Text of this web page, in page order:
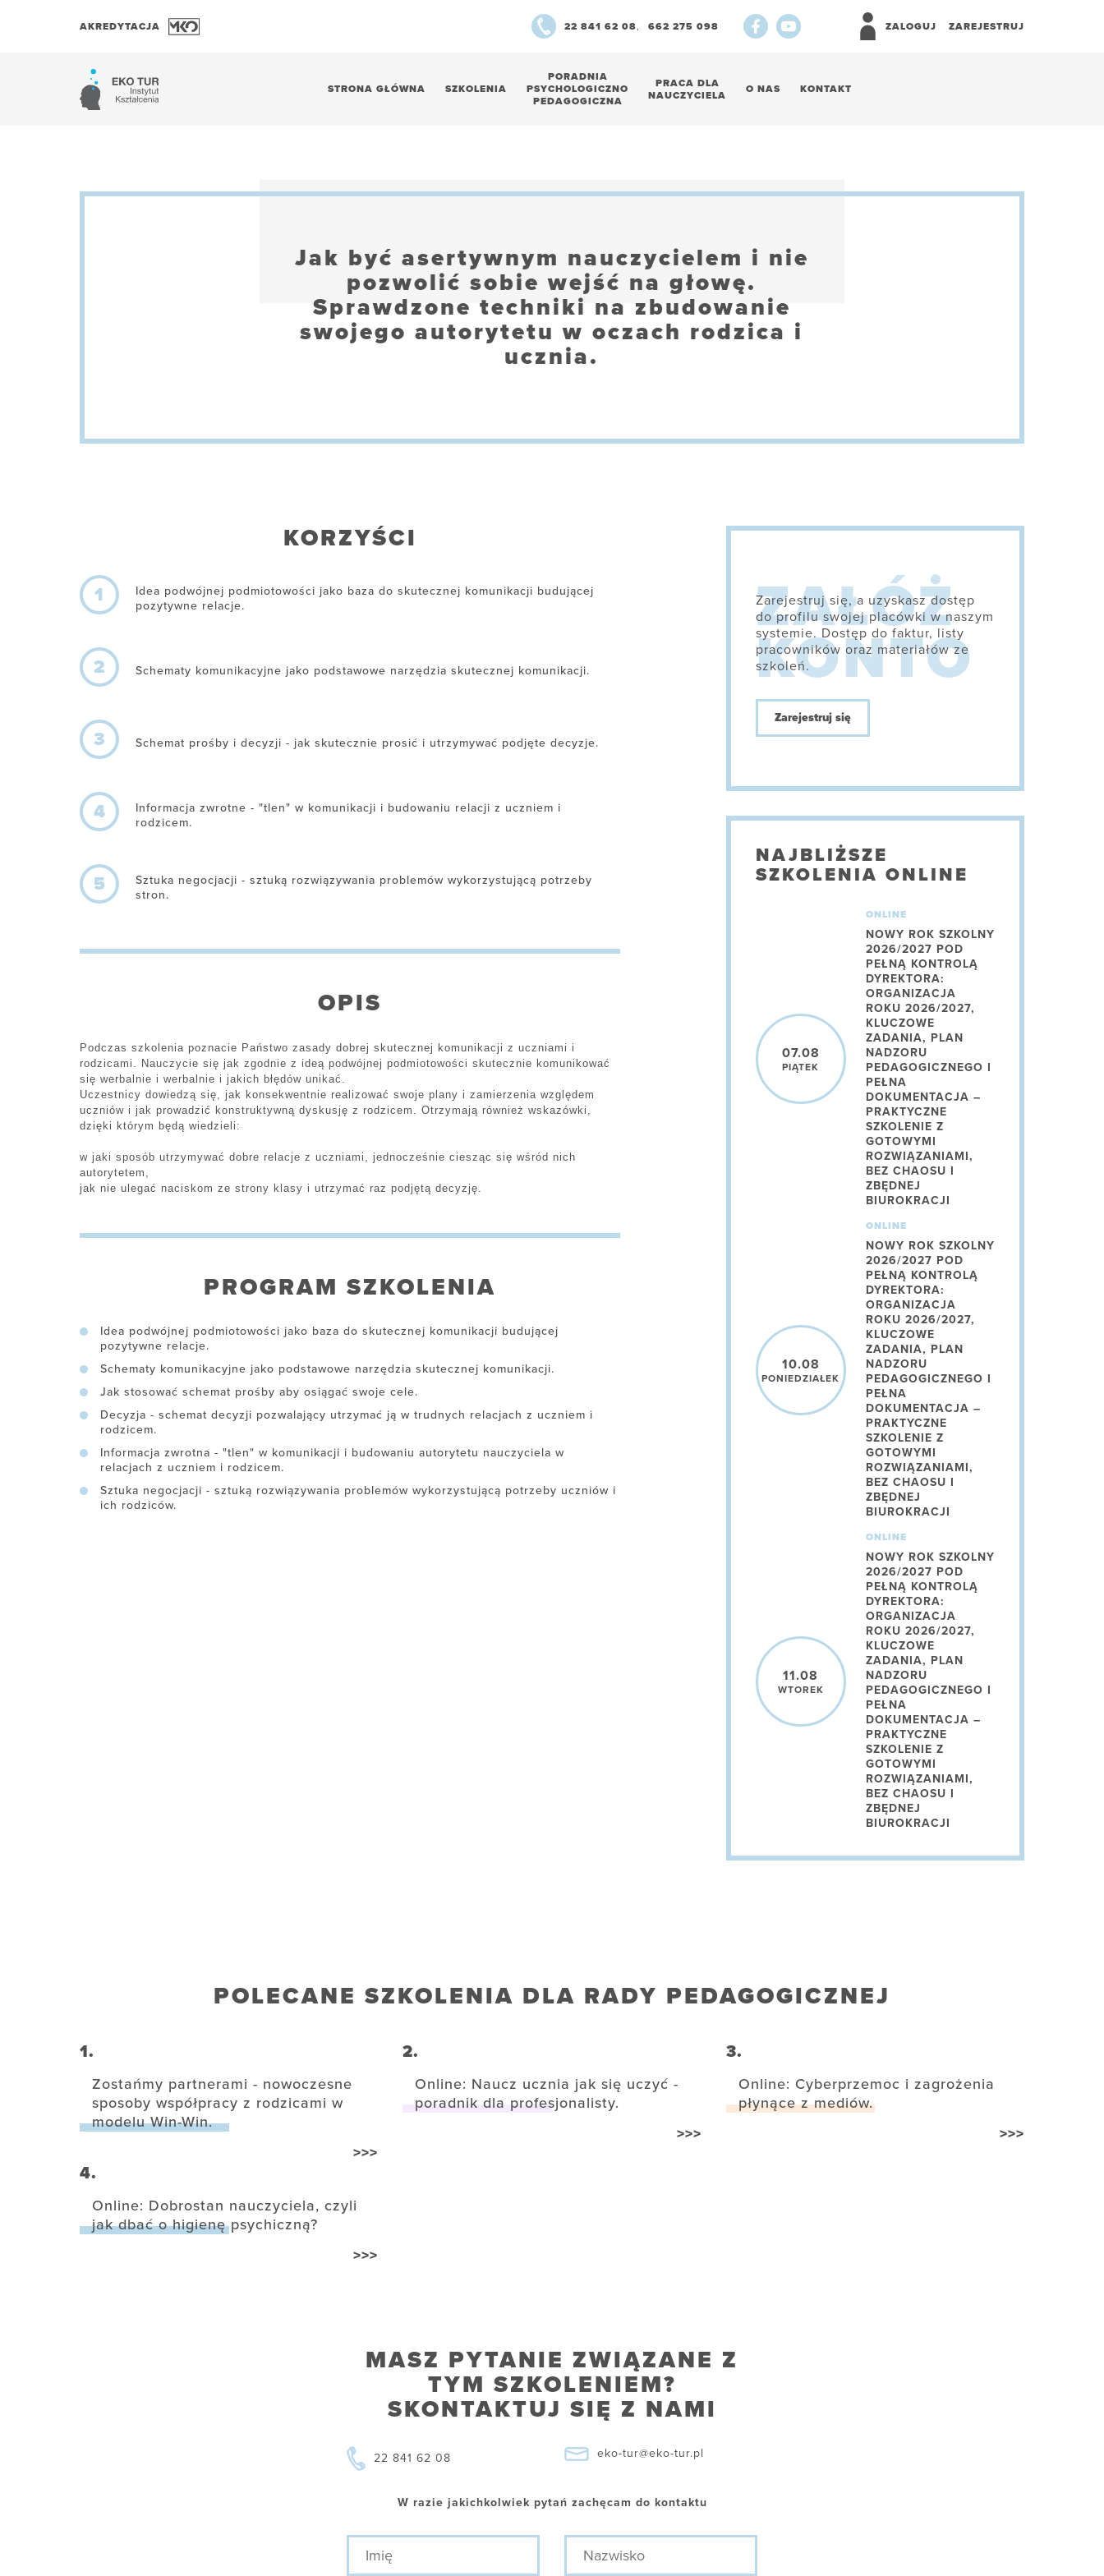
AKREDYTACJA 22 841 62 08 662 275 098 ZALOGUJ ZAREJESTRUJ
STRONA GŁÓWNA SZKOLENIA
PORADNIA
PSYCHOLOGICZNO
PEDAGOGICZNA
PRACA DLA
NAUCZYCIELA
O NAS KONTAKT
Jak być asertywnym nauczycielem i nie
pozwolić sobie wejść na głowę.
Sprawdzone techniki na zbudowanie
swojego autorytetu w oczach rodzica i
ucznia.
KORZYŚCI
1
Idea podwójnej podmiotowości jako baza do skutecznej komunikacji budującej
pozytywne relacje.
2 Schematy komunikacyjne jako podstawowe narzędzia skutecznej komunikacji.
3 Schemat prośby i decyzji - jak skutecznie prosić i utrzymywać podjęte decyzje.
4
Informacja zwrotne - "tlen" w komunikacji i budowaniu relacji z uczniem i
rodzicem.
5
Sztuka negocjacji - sztuką rozwiązywania problemów wykorzystującą potrzeby
stron.
OPIS
Podczas szkolenia poznacie Państwo zasady dobrej skutecznej komunikacji z uczniami i
rodzicami. Nauczycie się jak zgodnie z ideą podwójnej podmiotowości skutecznie komunikować
się werbalnie i werbalnie i jakich błędów unikać.
Uczestnicy dowiedzą się, jak konsekwentnie realizować swoje plany i zamierzenia względem
uczniów i jak prowadzić konstruktywną dyskusję z rodzicem. Otrzymają również wskazówki,
dzięki którym będą wiedzieli:
w jaki sposób utrzymywać dobre relacje z uczniami, jednocześnie ciesząc się wśród nich
autorytetem,
jak nie ulegać naciskom ze strony klasy i utrzymać raz podjętą decyzję.
PROGRAM SZKOLENIA
Idea podwójnej podmiotowości jako baza do skutecznej komunikacji budującej
pozytywne relacje.
Schematy komunikacyjne jako podstawowe narzędzia skutecznej komunikacji.
Jak stosować schemat prośby aby osiągać swoje cele.
Decyzja - schemat decyzji pozwalający utrzymać ją w trudnych relacjach z uczniem i
rodzicem.
Informacja zwrotna - "tlen" w komunikacji i budowaniu autorytetu nauczyciela w
relacjach z uczniem i rodzicem.
Sztuka negocjacji - sztuką rozwiązywania problemów wykorzystującą potrzeby uczniów i
ich rodziców.
Zarejestruj się, a uzyskasz dostęp
do profilu swojej placówki w naszym
systemie. Dostęp do faktur, listy
pracowników oraz materiałów ze
szkoleń.
Zarejestruj się
NAJBLIŻSZE
SZKOLENIA ONLINE
07.08
PIĄTEK
ONLINE
NOWY ROK SZKOLNY
2026/2027 POD
PEŁNĄ KONTROLĄ
DYREKTORA:
ORGANIZACJA
ROKU 2026/2027,
KLUCZOWE
ZADANIA, PLAN
NADZORU
PEDAGOGICZNEGO I
PEŁNA
DOKUMENTACJA –
PRAKTYCZNE
SZKOLENIE Z
GOTOWYMI
ROZWIĄZANIAMI,
BEZ CHAOSU I
ZBĘDNEJ
BIUROKRACJI
10.08
PONIEDZIAŁEK
ONLINE
NOWY ROK SZKOLNY
2026/2027 POD
PEŁNĄ KONTROLĄ
DYREKTORA:
ORGANIZACJA
ROKU 2026/2027,
KLUCZOWE
ZADANIA, PLAN
NADZORU
PEDAGOGICZNEGO I
PEŁNA
DOKUMENTACJA –
PRAKTYCZNE
SZKOLENIE Z
GOTOWYMI
ROZWIĄZANIAMI,
BEZ CHAOSU I
ZBĘDNEJ
BIUROKRACJI
11.08
WTOREK
ONLINE
NOWY ROK SZKOLNY
2026/2027 POD
PEŁNĄ KONTROLĄ
DYREKTORA:
ORGANIZACJA
ROKU 2026/2027,
KLUCZOWE
ZADANIA, PLAN
NADZORU
PEDAGOGICZNEGO I
PEŁNA
DOKUMENTACJA –
PRAKTYCZNE
SZKOLENIE Z
GOTOWYMI
ROZWIĄZANIAMI,
BEZ CHAOSU I
ZBĘDNEJ
BIUROKRACJI
POLECANE SZKOLENIA DLA RADY PEDAGOGICZNEJ
1.
Zostańmy partnerami - nowoczesne
sposoby współpracy z rodzicami w
modelu Win-Win.
>>>
2.
Online: Naucz ucznia jak się uczyć -
poradnik dla profesjonalisty.
>>>
3.
Online: Cyberprzemoc i zagrożenia
płynące z mediów.
>>>
4.
Online: Dobrostan nauczyciela, czyli
jak dbać o higienę psychiczną?
>>>
MASZ PYTANIE ZWIĄZANE Z
TYM SZKOLENIEM?
SKONTAKTUJ SIĘ Z NAMI
22 841 62 08 eko-tur@eko-tur.pl
W razie jakichkolwiek pytań zachęcam do kontaktu
Imię Nazwisko